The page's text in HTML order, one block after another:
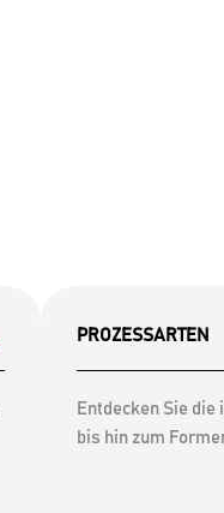
PROZESSARTEN
Entdecken Sie
bis hin zum